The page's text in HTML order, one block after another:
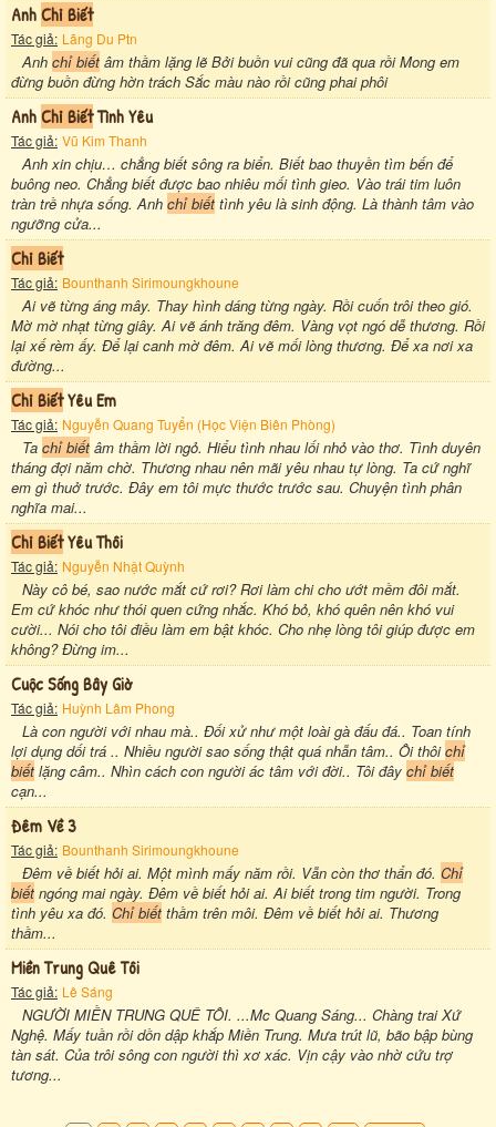
AnhChỉ Biết
Tác giả: Lãng Du Ptn
Anh chỉ biết âm thầm lặng lẽ Bởi buồn vui cũng đã qua rồi Mong em
đừng buồn đừng hờn trách Sắc màu nào rồi cũng phai phôi
AnhChỉ BiếtTình Yêu
Tác giả: Vũ Kim Thanh
Anh xin chịu… chẳng biết sông ra biển. Biết bao thuyền tìm bến để
buông neo. Chẳng biết được bao nhiêu mối tình gieo. Vào trái tim luôn
tràn trề nhựa sống. Anh chỉ biết tình yêu là sinh động. Là thành tâm vào
ngưỡng cửa...
Chỉ Biết
Tác giả: Bounthanh Sirimoungkhoune
Ai vẽ từng áng mây. Thay hình dáng từng ngày. Rồi cuốn trôi theo gió.
Mờ mờ nhạt từng giây. Ai vẽ ánh trăng đêm. Vàng vọt ngó dễ thương. Rồi
lại xế rèm ấy. Để lại canh mờ đêm. Ai vẽ mối lòng thương. Để xa nơi xa
đường...
Chỉ BiếtYêu Em
Tác giả: Nguyễn Quang Tuyển (Học Viện Biên Phòng)
Ta chỉ biết âm thầm lời ngỏ. Hiểu tình nhau lối nhỏ vào thơ. Tình duyên
tháng đợi năm chờ. Thương nhau nên mãi yêu nhau tự lòng. Ta cứ nghĩ
em gì thuở trước. Đây em tôi mực thước trước sau. Chuyện tình phân
nghĩa mai...
Chỉ BiếtYêu Thôi
Tác giả: Nguyễn Nhật Quỳnh
Này cô bé, sao nước mắt cứ rơi? Rơi làm chi cho ướt mềm đôi mắt.
Em cứ khóc như thói quen cứng nhắc. Khó bỏ, khó quên nên khó vui
cười... Nói cho tôi điều làm em bật khóc. Cho nhẹ lòng tôi giúp được em
không? Đừng im...
Cuộc Sống Bây Giờ
Tác giả: Huỳnh Lâm Phong
Là con người với nhau mà.. Đối xử như một loài gà đấu đá.. Toan tính
lợi dụng dối trá .. Nhiều người sao sống thật quá nhẫn tâm.. Ôi thôichỉ
biết lặng câm.. Nhìn cách con người ác tâm với đời.. Tôi đây chỉ biết
cạn...
Đêm Về 3
Tác giả: Bounthanh Sirimoungkhoune
Đêm về biết hỏi ai. Một mình mấy năm rồi. Vẫn còn thơ thẩn đó. Chỉ
biết ngóng mai ngày. Đêm về biết hỏi ai. Ai biết trong tim người. Trong
tình yêu xa đó. Chỉ biết thầm trên môi. Đêm về biết hỏi ai. Thương
thầm...
Miền Trung Quê Tôi
Tác giả: Lê Sáng
NGƯỜI MIỀN TRUNG QUÊ TÔI. ...Mc Quang Sáng... Chàng trai Xứ
Nghệ. Mấy tuần rồi dồn dập khắp Miền Trung. Mưa trút lũ, bão bập bùng
tàn sát. Của trôi sông con người thì xơ xác. Vịn cậy vào nhờ cứu trợ
tương...